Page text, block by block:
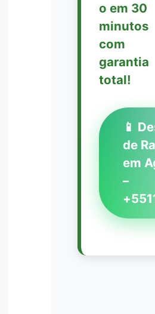
o em 30
minutos
com
garantia
total!
📱
de
em
–